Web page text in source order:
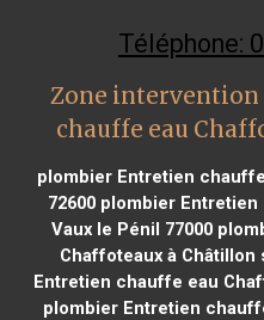
Téléphone:
Zone
chauffe eau
plombier Entretien
72600plombier Entretien
Vaux le Pénil 77000
Chaffoteaux à Châtillon
Entretien chauffe eau
plombier Entretien